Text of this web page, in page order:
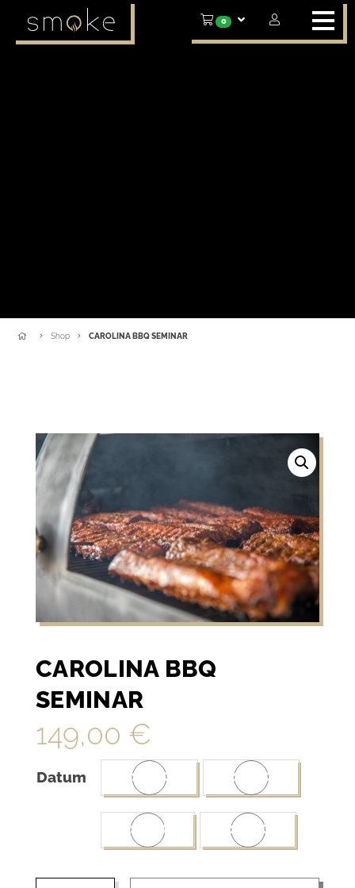
Shop CAROLINA BBQ SEMINAR
CAROLINA BBQ
SEMINAR
149,00 €
Datum 04.10.2026 10.10.2026
15.11.2026 18.10.2026
0